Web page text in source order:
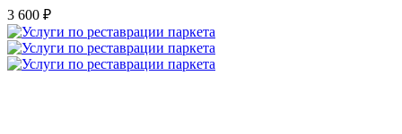
3 600 ₽